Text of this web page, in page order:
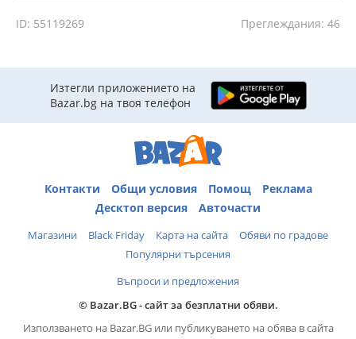
ID: 55119269 Преглеждания: 46
Изтегли приложението на
Bazar.bg на твоя телефон
Контакти Общи условия Помощ
Реклама
Десктоп версия
Авточасти
Магазини Black Friday Карта на сайта
Обяви по градове
Популярни търсения
Въпроси и предложения
© Bazar.BG - сайт за безплатни обяви.
Използването на Bazar.BG или публикуването на обява в сайта